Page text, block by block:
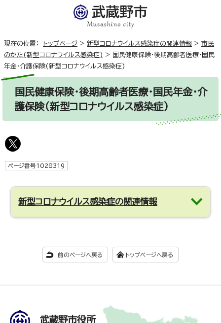
現在の位置： トップページ > 新型コロナウイルス感染症の関連情報 > 市民
のかた(新型コロナウイルス感染症) > 国民健康保険・後期高齢者医療・国民
年金・介護保険(新型コロナウイルス感染症)
国民健康保険・後期高齢者医療・国民年金・介
護保険(新型コロナウイルス感染症)
ページ番号1028319
新型コロナウイルス感染症の関連情報
前のページへ戻る トップページへ戻る
武蔵野市役所